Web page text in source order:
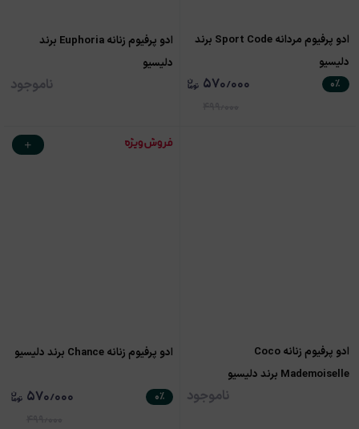
ادو پرفیوم مردانه Sport Code برند
دلیسیو
۰٪ ۵۷۰٫۰۰۰
ادو پرفیوم زنانه Euphoria برند
دلیسیو
ناموجود
ادو پرفیوم زنانه Coco
Mademoiselle برند دلیسیو
ناموجود
ادو پرفیوم زنانه Chance برند دلیسیو
۰٪ ۵۷۰٫۰۰۰